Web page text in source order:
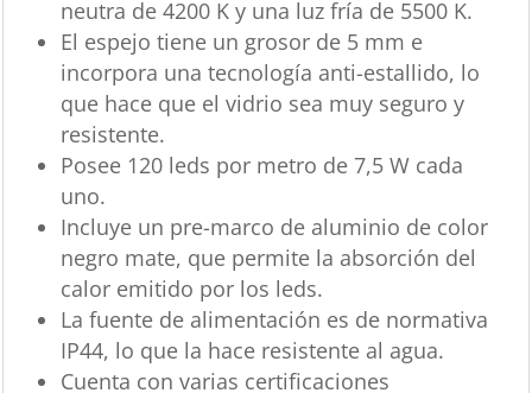
neutra de 4200 K y una luz fría de 5500 K.
El espejo tiene un grosor de 5 mm e
incorpora una tecnología anti-estallido, lo
que hace que el vidrio sea muy seguro y
resistente.
Posee 120 leds por metro de 7,5 W cada
uno.
Incluye un pre-marco de aluminio de color
negro mate, que permite la absorción del
calor emitido por los leds.
La fuente de alimentación es de normativa
IP44, lo que la hace resistente al agua.
Cuenta con varias certificaciones